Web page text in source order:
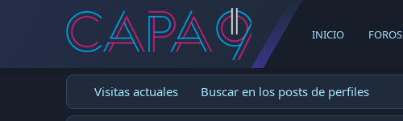
INICIO FOROS
Visitas actuales Buscar en los posts de perfiles